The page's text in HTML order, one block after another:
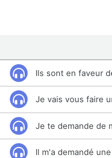
Ils sont en faveur
Je vais vous faire
Je te demande de
Il m'a demandé